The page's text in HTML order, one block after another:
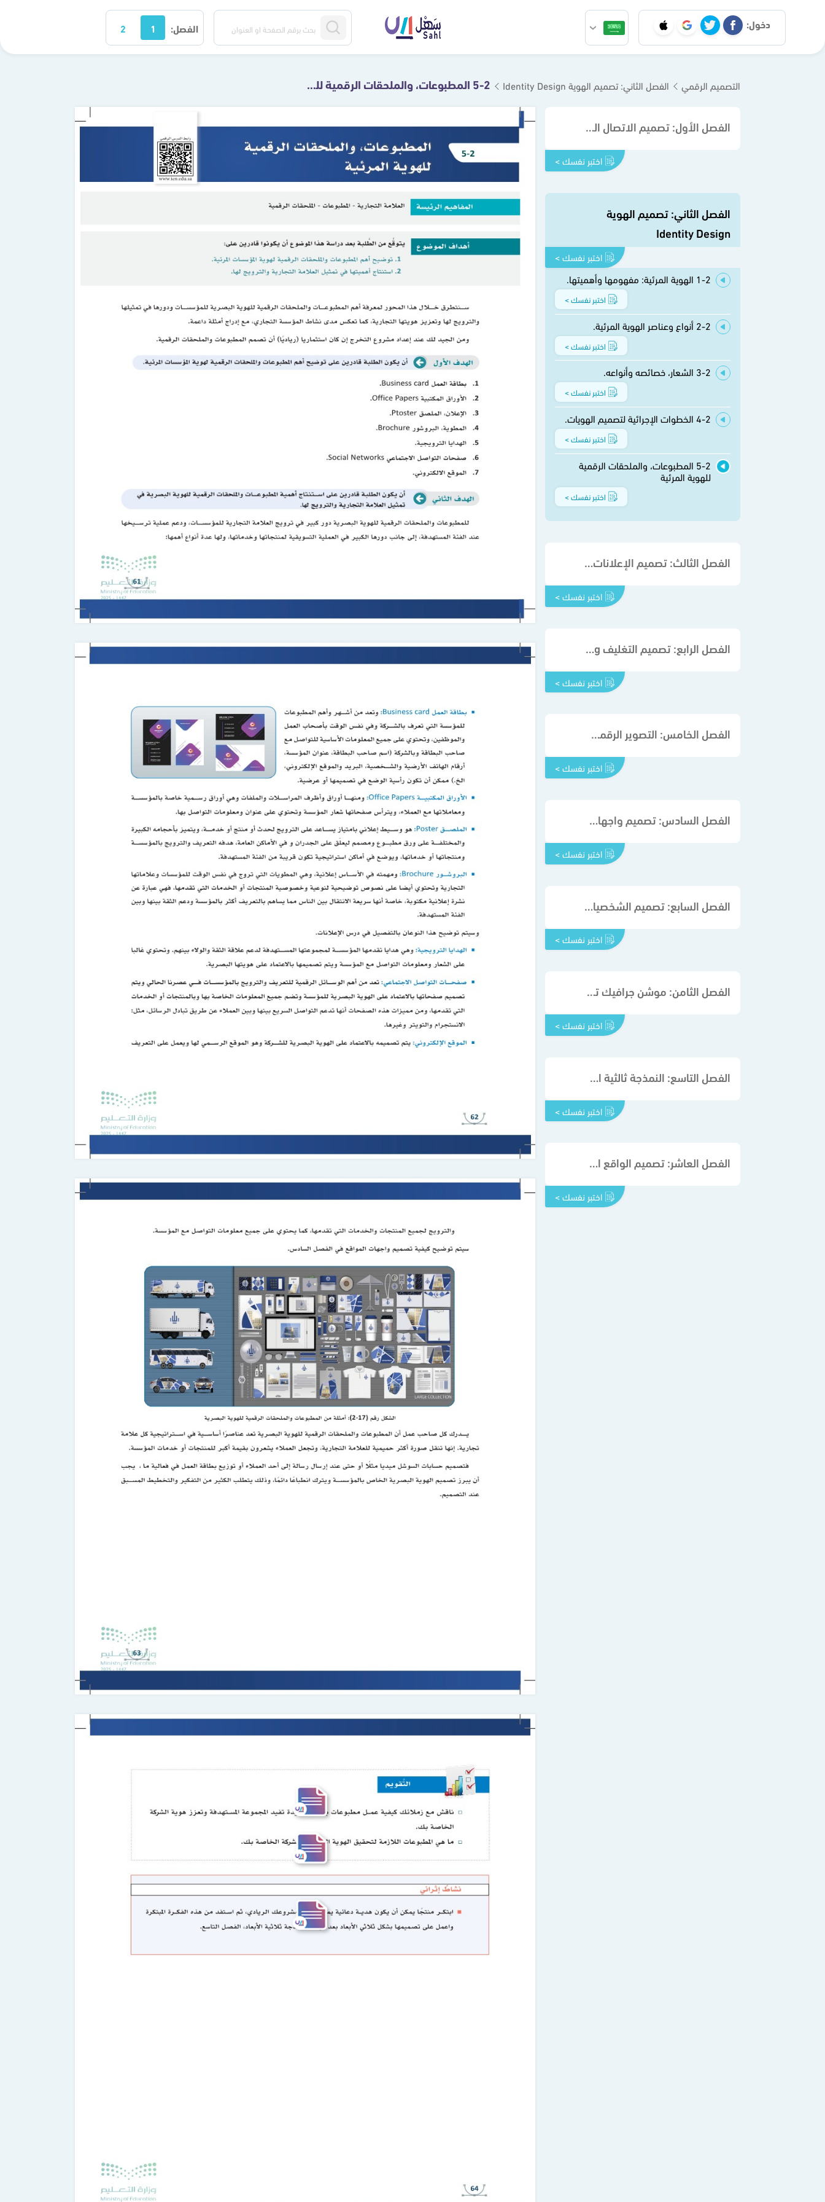
دخول: الفصل: 1
2
التصميم الرقمي الفصل الثاني: تصميم الهوية Identity Design 5-2 المطبوعات، والملحقات الرقمية للهوية المرئية
الفصل الأول: تصميم الاتصال المرئي Design Communication Visual
اختبر نفسك >
الفصل الثاني: تصميم الهوية
Identity Design
اختبر نفسك >
1-2 الهوية المرئية: مفهومها وأهميتها.
اختبر نفسك >
2-2 أنواع وعناصر الهوية المرئية.
اختبر نفسك >
3-2 الشعار، خصائصه وأنواعه.
اختبر نفسك >
4-2 الخطوات الإجرائية لتصميم الهويات.
اختبر نفسك >
5-2 المطبوعات، والملحقات الرقمية
للهوية المرئية
اختبر نفسك >
الفصل الثالث: تصميم الإعلانات Design Advertisements
اختبر نفسك >
الفصل الرابع: تصميم التغليف Design Packaging
اختبر نفسك >
الفصل الخامس: التصوير الرقمي Photography Digital
اختبر نفسك >
الفصل السادس: تصميم واجهات الموقع الإلكتروني Web Site Interface Design UX UI
اختبر نفسك >
الفصل السابع: تصميم الشخصيات Design Character
اختبر نفسك >
الفصل الثامن: موشن جرافيك تحريك الرسومات Graphics Motion
اختبر نفسك >
الفصل التاسع: النمذجة ثالثية الأبعاد Modeling D3
اختبر نفسك >
الفصل العاشر: تصميم الواقع الافتراضي والمعزز Reality Augmented & Reality Virtual
اختبر نفسك >